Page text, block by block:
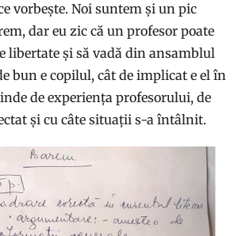
vorbește. Noi suntem și un pic
dar eu zic că un profesor poate
libertate și să vadă din ansamblul
bun e copilul, cât de implicat e el în
de experiența profesorului, de
și cu câte situații s-a întâlnit.